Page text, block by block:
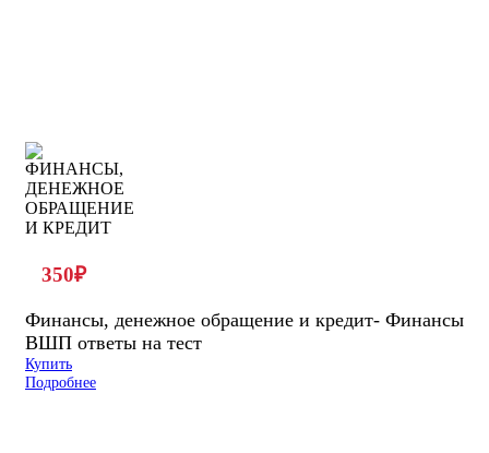
350₽
Финансы, денежное обращение и кредит- Финансы
ВШП ответы на тест
Купить
Подробнее